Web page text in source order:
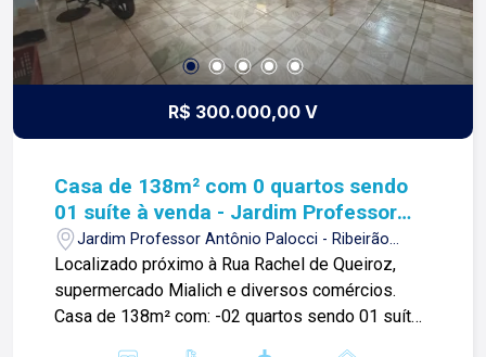
R$ 300.000,00 V
Casa de 138m² com 0 quartos sendo
01 suíte à venda - Jardim Professor
Antônio Palocci
Jardim Professor Antônio Palocci - Ribeirão
Preto/SP
Localizado próximo à Rua Rachel de Queiroz,
supermercado Mialich e diversos comércios.
Casa de 138m² com: -02 quartos sendo 01 suíte;